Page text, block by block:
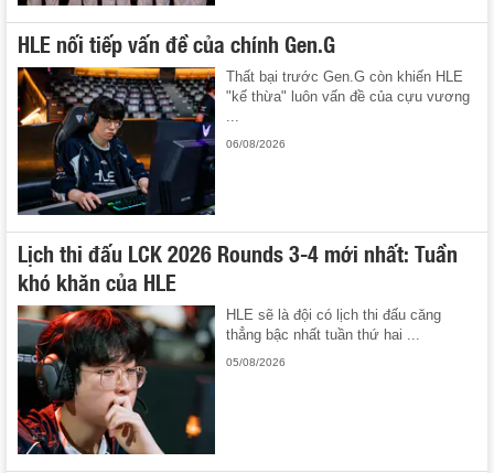
HLE nối tiếp vấn đề của chính Gen.G
Thất bại trước Gen.G còn khiến HLE
"kế thừa" luôn vấn đề của cựu vương
06/08/2026
Lịch thi đấu LCK 2026 Rounds 3-4 mới nhất: Tuần
khó khăn của HLE
HLE sẽ là đội có lịch thi đấu căng
thẳng bậc nhất tuần thứ hai ...
05/08/2026